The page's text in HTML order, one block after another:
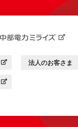
中部電力ミライズ
法人のお客さま
（新しいウィン